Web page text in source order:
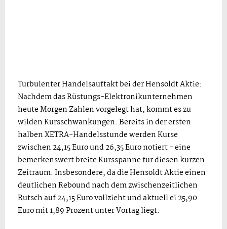
Turbulenter Handelsauftakt bei der Hensoldt Aktie:
Nachdem das Rüstungs-Elektronikunternehmen
heute Morgen Zahlen vorgelegt hat, kommt es zu
wilden Kursschwankungen. Bereits in der ersten
halben XETRA-Handelsstunde werden Kurse
zwischen 24,15 Euro und 26,35 Euro notiert - eine
bemerkenswert breite Kursspanne für diesen kurzen
Zeitraum. Insbesondere, da die Hensoldt Aktie einen
deutlichen Rebound nach dem zwischenzeitlichen
Rutsch auf 24,15 Euro vollzieht und aktuell ei 25,90
Euro mit 1,89 Prozent unter Vortag liegt.